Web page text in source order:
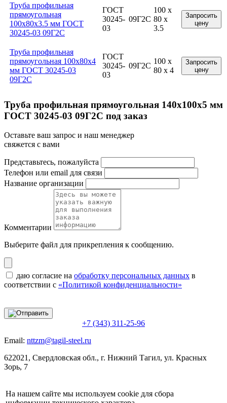
Труба профильная
прямоугольная
100x80x3.5 мм ГОСТ
30245-03 09Г2С
ГОСТ
30245-
03
09Г2С
100 x
80 x
3.5
Запросить
цену
Труба профильная
прямоугольная 100x80x4
мм ГОСТ 30245-03
09Г2С
ГОСТ
30245-
03
09Г2С
100 x
80 x 4
Запросить
цену
Труба профильная прямоугольная 140x100x5 мм
ГОСТ 30245-03 09Г2С под заказ
Оставьте ваш запрос и наш менеджер
свяжется с вами
Представьтесь, пожалуйста
Телефон или email для связи
Название организации
Комментарии
Выберите файл для прикрепления к сообщению.
даю согласие на обработку персональных данных в
соответствии с «Политикой конфиденциальности»
+7 (343) 311-25-96
Email: nttzm@tagil-steel.ru
622021, Свердловская обл., г. Нижний Тагил, ул. Красных
Зорь, 7
На нашем сайте мы используем cookie для сбора